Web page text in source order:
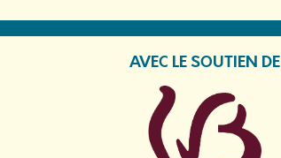
AVEC LE SOUTIEN DE